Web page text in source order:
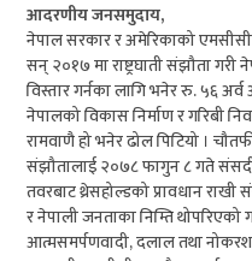
आदरणीय जनसमुदाय,
नेपाल सरकार र अमेरिकाको
सन् २०१७ मा राष्ट्रघाती संझौता
विस्तार गर्नका लागि भनेर रु. ५६
नेपालको विकास निर्माण र गरिबी
रामवाणै हो भनेर ढोल पिटियो ।
संझौतालाई २०७८ फागुन ८ गते
तवरबाट थ्रेसहोल्डको प्रावधान
र नेपाली जनताका निम्ति थोपरिएको
आत्मसमर्पणवादी, दलाल तथा